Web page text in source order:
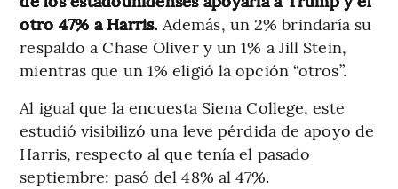
otro 47% a Harris. Además, un 2% brindaría su
respaldo a Chase Oliver y un 1% a Jill Stein,
mientras que un 1% eligió la opción “otros”.
Al igual que la encuesta Siena College, este
estudió visibilizó una leve pérdida de apoyo de
Harris, respecto al que tenía el pasado
septiembre: pasó del 48% al 47%.